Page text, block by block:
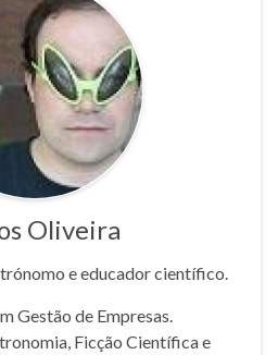
Oliveira
e educador científico.
Gestão de Empresas.
Ficção Científica e